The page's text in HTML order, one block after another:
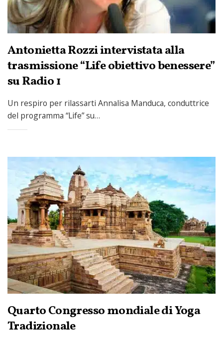
Antonietta Rozzi intervistata alla
trasmissione “Life obiettivo benessere”
su Radio 1
Un respiro per rilassarti Annalisa Manduca, conduttrice
del programma “Life” su…
Quarto Congresso mondiale di Yoga
Tradizionale